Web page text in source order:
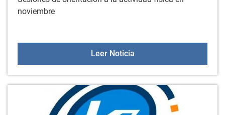
noviembre
Leer NoticiaSesiones de orientación